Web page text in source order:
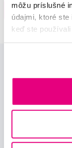
môžu príslušné
údajmi, ktoré
keď ste používali
Do košíku